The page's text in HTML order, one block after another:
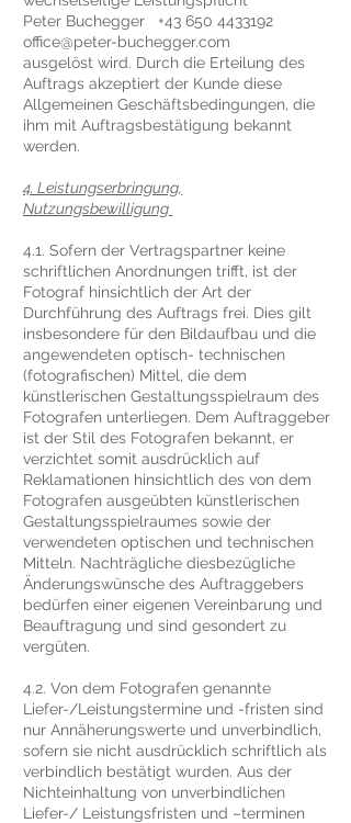
Peter Buchegger +43 650 4433192
office@peter-buchegger.com
ausgelöst wird. Durch die Erteilung des
Auftrags akzeptiert der Kunde diese
Allgemeinen Geschäftsbedingungen, die
ihm mit Auftragsbestätigung bekannt
werden.
4. Leistungserbringung,
Nutzungsbewilligung
4.1. Sofern der Vertragspartner keine
schriftlichen Anordnungen trifft, ist der
Fotograf hinsichtlich der Art der
Durchführung des Auftrags frei. Dies gilt
insbesondere für den Bildaufbau und die
angewendeten optisch- technischen
(fotografischen) Mittel, die dem
künstlerischen Gestaltungsspielraum des
Fotografen unterliegen. Dem Auftraggeber
ist der Stil des Fotografen bekannt, er
verzichtet somit ausdrücklich auf
Reklamationen hinsichtlich des von dem
Fotografen ausgeübten künstlerischen
Gestaltungsspielraumes sowie der
verwendeten optischen und technischen
Mitteln. Nachträgliche diesbezügliche
Änderungswünsche des Auftraggebers
bedürfen einer eigenen Vereinbarung und
Beauftragung und sind gesondert zu
vergüten.
4.2. Von dem Fotografen genannte
Liefer-/Leistungstermine und -fristen sind
nur Annäherungswerte und unverbindlich,
sofern sie nicht ausdrücklich schriftlich als
verbindlich bestätigt wurden. Aus der
Nichteinhaltung von unverbindlichen
Liefer-/ Leistungsfristen und –terminen